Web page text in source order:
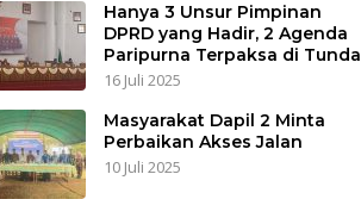
Hanya 3 Unsur Pimpinan
DPRD yang Hadir, 2 Agenda
Paripurna Terpaksa di Tunda
16 Juli 2025
Masyarakat Dapil 2 Minta
Perbaikan Akses Jalan
10 Juli 2025